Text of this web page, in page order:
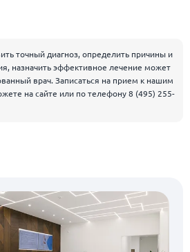
точный диагноз, определить причины и
назначить эффективное лечение может
врач. Записаться на прием к нашим
на сайте или по телефону8 (495) 255-